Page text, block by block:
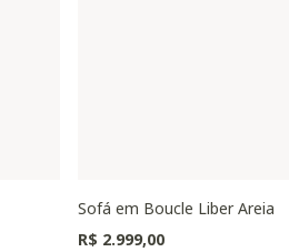
Sofá em Boucle Liber Areia
R$ 2.999,00